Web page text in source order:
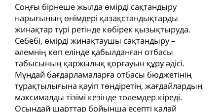
Соңғы бірнеше жылда өмірді сақтандыру
нарығының өнімдері қазақстандықтарды
жинақтар түрі ретінде көбірек қызықтыруда.
Себебі, өмірді жинақтаушы сақтандыру –
әлемнің көп елінде қабылданған отбасы
табысының қаржылық қорғауын құру әдісі.
Мұндай бағдарламаларға отбасы бюджетінің
тұрақтылығына қауіп төндіретін, жағдайлардың
максималды тізімі кезінде төлемдер кіреді.
Осындай шарттар бойынша есепті қалай